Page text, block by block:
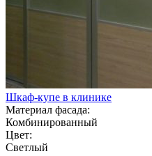
Шкаф-купе в клинике
Материал фасада:
Комбинированный
Цвет:
Светлый